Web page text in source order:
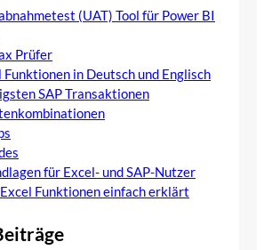
(UAT) Tool für Power BI
Prüfer
Funktionen in Deutsch und Englisch
SAP Transaktionen
für Excel- und SAP-Nutzer
Funktionen einfach erklärt